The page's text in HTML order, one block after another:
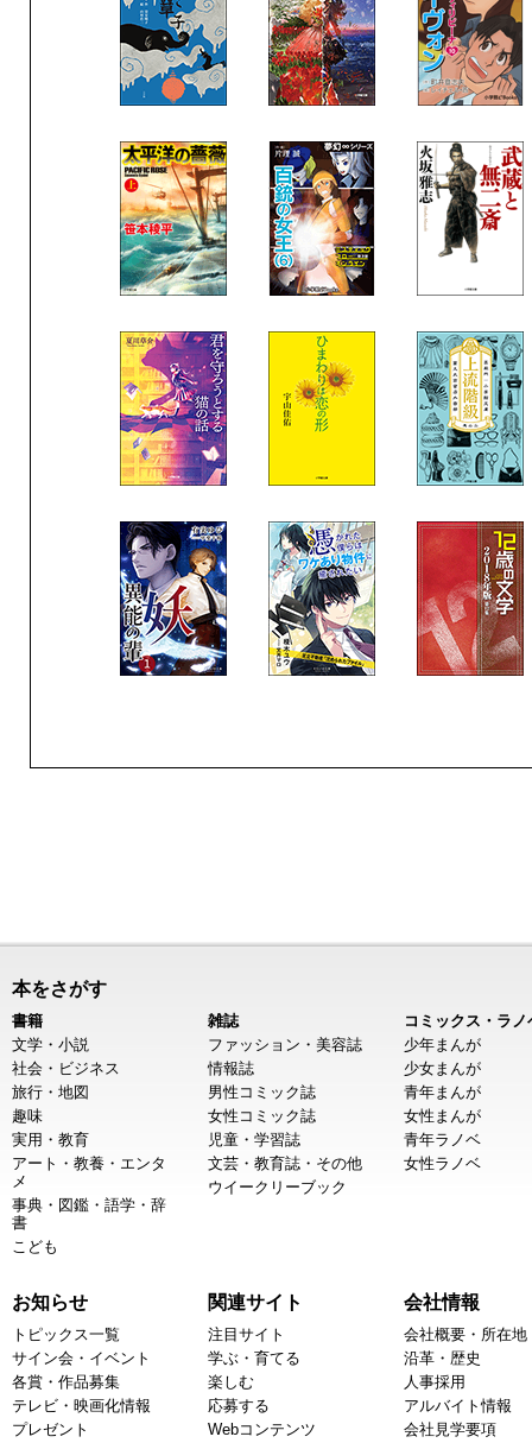
本をさがす
書籍
文学・小説
社会・ビジネス
旅行・地図
趣味
実用・教育
アート・教養・エンタ
メ
事典・図鑑・語学・辞
書
こども
雑誌
ファッション・美容誌
情報誌
男性コミック誌
女性コミック誌
児童・学習誌
文芸・教育誌・その他
ウイークリーブック
コミックス・ラノ
少年まんが
少女まんが
青年まんが
女性まんが
青年ラノベ
女性ラノベ
お知らせ
トピックス一覧
サイン会・イベント
各賞・作品募集
テレビ・映画化情報
プレゼント
関連サイト
注目サイト
学ぶ・育てる
楽しむ
応募する
Webコンテンツ
会社情報
会社概要・所在地
沿革・歴史
人事採用
アルバイト情報
会社見学要項